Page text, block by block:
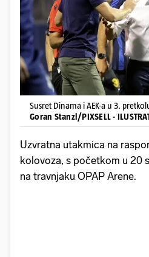
Susret Dinama i AEK-a u 3.
Goran Stanzl/PIXSELL -
Uzvratna utakmica na
kolovoza, s početkom u 20
na travnjaku OPAP Arene.